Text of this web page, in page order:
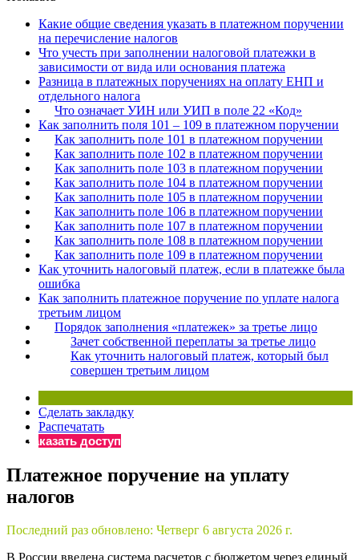
Бератор
«Практическая энциклопедия бухгалтера»
Материалы электронного журнала
«Нормативные акты для бухгалтера»
Материалы электронного журнала
«Практическая бухгалтерия»
Онлайн-сервисы «Учетная политика» и «Алгоритмы для
Просто заполните форму, и мы вышлем вам на почту
Какие общие сведения указать в платежном поручении
на перечисление налогов
Что учесть при заполнении налоговой платежки в
зависимости от вида или основания платежа
Разница в платежных поручениях на оплату ЕНП и
отдельного налога
Что означает УИН или УИП в поле 22 «Код»
Как заполнить поля 101 – 109 в платежном поручении
Как заполнить поле 101 в платежном поручении
Как заполнить поле 102 в платежном поручении
Как заполнить поле 103 в платежном поручении
Как заполнить поле 104 в платежном поручении
Как заполнить поле 105 в платежном поручении
Как заполнить поле 106 в платежном поручении
Как заполнить поле 107 в платежном поручении
Как заполнить поле 108 в платежном поручении
Как заполнить поле 109 в платежном поручении
Как уточнить налоговый платеж, если в платежке была
ошибка
Как заполнить платежное поручение по уплате налога
третьим лицом
Порядок заполнения «платежек» за третье лицо
Зачет собственной переплаты за третье лицо
Как уточнить налоговый платеж, который был
совершен третьим лицом
Сделать закладку
Распечатать
Заказать доступ
Платежное поручение на уплату
налогов
Последний раз обновлено: Четверг 6 августа 2026 г.